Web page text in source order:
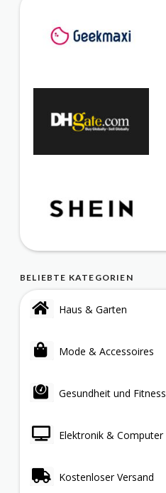
BELIEBTE KATEGORIEN
Haus & Garten
Mode & Accessoires
Gesundheit und Fitness
Elektronik & Computer
Kostenloser Versand